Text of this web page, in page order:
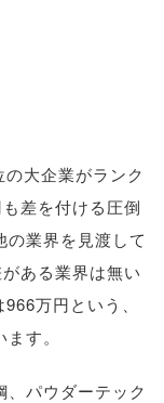
大企業がランク
差を付ける圧倒
業界を見渡して
ある業界は無い
万円という、
す。
、パウダーテック